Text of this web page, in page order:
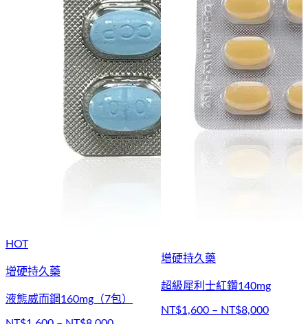
HOT
增硬持久藥
液態威而鋼160mg（7包）
增硬持久藥
超級犀利士紅鑽140mg
NT$1,600 – NT$8,000